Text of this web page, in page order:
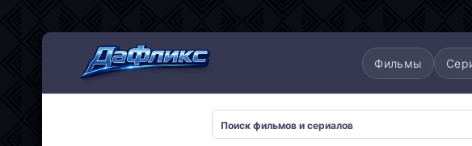
Фильмы
Мультсериалы